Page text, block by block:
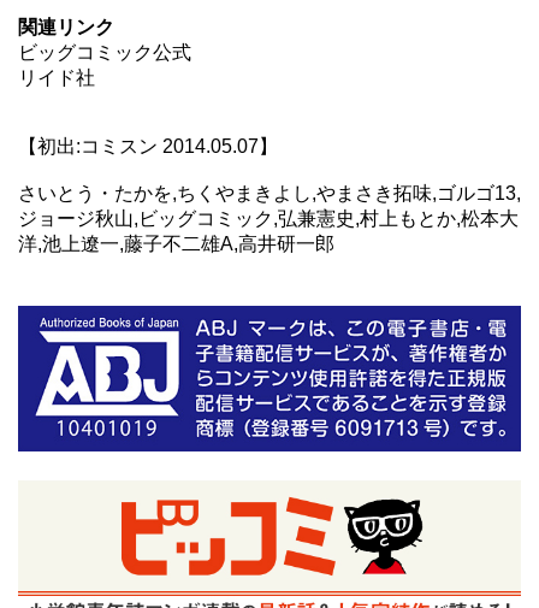
関連リンク
ビッグコミック公式
リイド社
【初出:コミスン 2014.05.07】
さいとう・たかを,ちくやまきよし,やまさき拓味,ゴルゴ13,
ジョージ秋山,ビッグコミック,弘兼憲史,村上もとか,松本大
洋,池上遼一,藤子不二雄A,高井研一郎